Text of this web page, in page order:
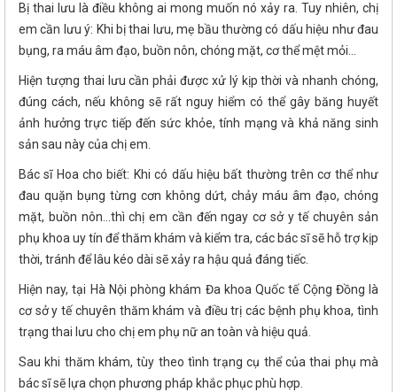
Bị thai lưu là điều không ai mong muốn nó xảy ra. Tuy nhiên, chị
em cần lưu ý: Khi bị thai lưu, mẹ bầu thường có dấu hiệu như đau
bụng, ra máu âm đạo, buồn nôn, chóng mặt, cơ thể mệt mỏi…
Hiện tượng thai lưu cần phải được xử lý kịp thời và nhanh chóng,
đúng cách, nếu không sẽ rất nguy hiểm có thể gây băng huyết
ảnh hưởng trực tiếp đến sức khỏe, tính mạng và khả năng sinh
sản sau này của chị em.
Bác sĩ Hoa cho biết: Khi có dấu hiệu bất thường trên cơ thể như
đau quặn bụng từng cơn không dứt, chảy máu âm đạo, chóng
mặt, buồn nôn…thì chị em cần đến ngay cơ sở y tế chuyên sản
phụ khoa uy tín để thăm khám và kiểm tra, các bác sĩ sẽ hỗ trợ kịp
thời, tránh để lâu kéo dài sẽ xảy ra hậu quả đáng tiếc.
Hiện nay, tại Hà Nội phòng khám Đa khoa Quốc tế Cộng Đồng là
cơ sở y tế chuyên thăm khám và điều trị các bệnh phụ khoa, tình
trạng thai lưu cho chị em phụ nữ an toàn và hiệu quả.
Sau khi thăm khám, tùy theo tình trạng cụ thể của thai phụ mà
bác sĩ sẽ lựa chọn phương pháp khắc phục phù hợp.